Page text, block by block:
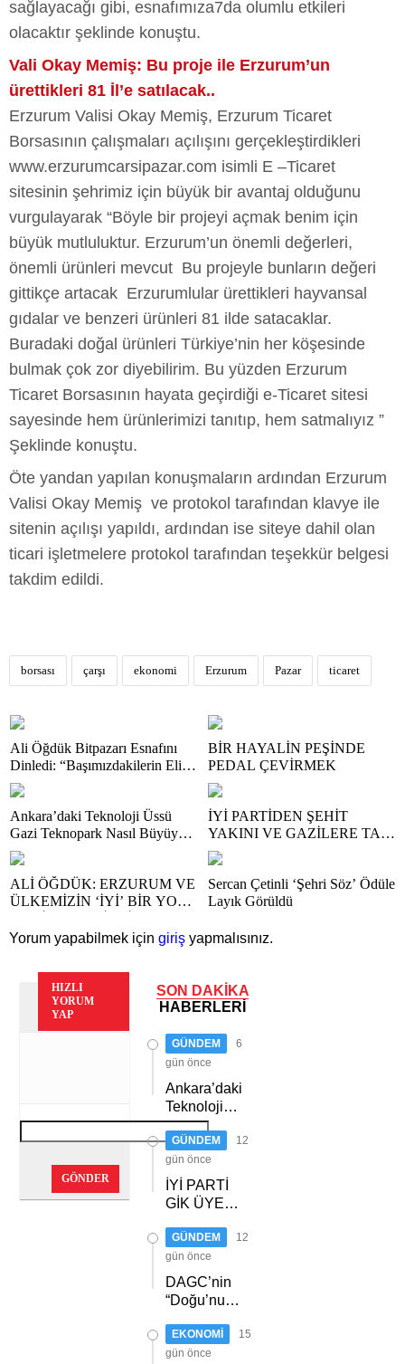
sağlayacağı gibi, esnafımıza7da olumlu etkileri
olacaktır şeklinde konuştu.
Vali Okay Memiş: Bu proje ile Erzurum’un
ürettikleri 81 İl’e satılacak..
Erzurum Valisi Okay Memiş, Erzurum Ticaret
Borsasının çalışmaları açılışını gerçekleştirdikleri
www.erzurumcarsipazar.com isimli E –Ticaret
sitesinin şehrimiz için büyük bir avantaj olduğunu
vurgulayarak “Böyle bir projeyi açmak benim için
büyük mutluluktur. Erzurum’un önemli değerleri,
önemli ürünleri mevcut Bu projeyle bunların değeri
gittikçe artacak Erzurumlular ürettikleri hayvansal
gıdalar ve benzeri ürünleri 81 ilde satacaklar.
Buradaki doğal ürünleri Türkiye’nin her köşesinde
bulmak çok zor diyebilirim. Bu yüzden Erzurum
Ticaret Borsasının hayata geçirdiği e-Ticaret sitesi
sayesinde hem ürünlerimizi tanıtıp, hem satmalıyız ”
Şeklinde konuştu.
Öte yandan yapılan konuşmaların ardından Erzurum
Valisi Okay Memiş ve protokol tarafından klavye ile
sitenin açılışı yapıldı, ardından ise siteye dahil olan
ticari işletmelere protokol tarafından teşekkür belgesi
takdim edildi.
borsası çarşı ekonomi Erzurum Pazar ticaret
Ali Öğdük Bitpazarı Esnafını
Dinledi: “Başımızdakilerin Eli
Her Daim Bizim Cebimizde”
BİR HAYALİN PEŞİNDE
PEDAL ÇEVİRMEK
Ankara’daki Teknoloji Üssü
Gazi Teknopark Nasıl Büyüyor?
Burcu Alkan Bilir Yeni
Hedefleri Anlattı
İYİ PARTİDEN ŞEHİT
YAKINI VE GAZİLERE TAM
DESTEK
ALİ ÖĞDÜK: ERZURUM VE
ÜLKEMİZİN ‘İYİ’ BİR YOL
VAR
Sercan Çetinli ‘Şehri Söz’ Ödüle
Layık Görüldü
Yorum yapabilmek için giriş yapmalısınız.
HIZLI
YORUM
YAP
GÖNDER
SON DAKİKA
HABERLERİ
GÜNDEM
6
gün önce
Ankara’daki
Teknoloji
Üssü Gazi
Teknopark
Nasıl
Büyüyor?
Burcu Alkan
Hedefleri
Anlattı
GÜNDEM
12
gün önce
İYİ PARTİ
GİK ÜYESİ
ERZURUM’DA
PARTİLİLERLE
BULUŞTU
GÜNDEM
12
gün önce
DAGC’nin
“Doğu’nun
Oscarları”
sahiplerini
EKONOMİ
15
gün önce